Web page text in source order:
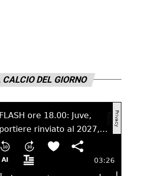
CALCIO DEL GIORNO